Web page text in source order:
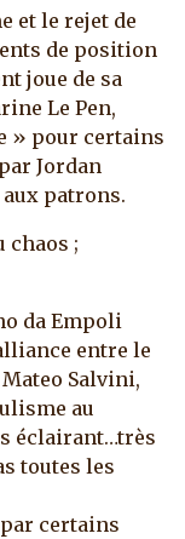
et le rejet de
de position
joue de sa
Le Pen,
» pour certains
Jordan
patrons.
chaos ;
da Empoli
entre le
Salvini,
au
éclairant…très
toutes les
certains